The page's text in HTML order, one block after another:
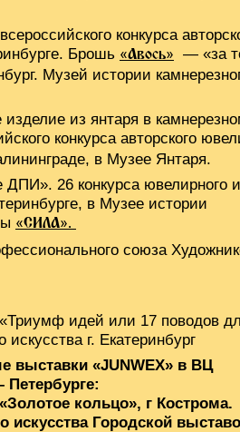
конкурса
Брошь «Авось» — «за
Музей истории
из янтаря в
конкурса авторского
в Музее Янтаря.
26 конкурса ювелирного и
в Музее истории
«СИЛА».
союза
идей или 17 поводов
г. Екатеринбург
выставки «JUNWEX» в ВЦ
кольцо», г Кострома.
искусства Городской